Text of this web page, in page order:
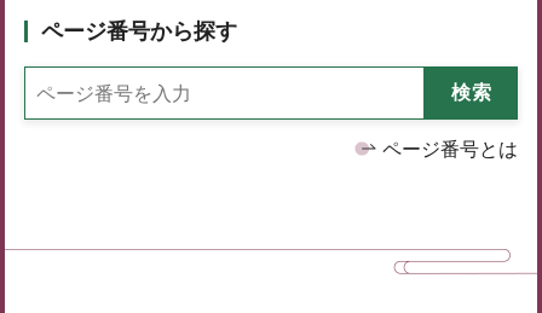
ページ番号から探す
ページ番号とは